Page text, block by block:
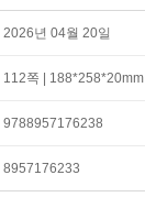
2026년 04월 20일
112쪽 | 188*258*20mm
9788957176238
8957176233